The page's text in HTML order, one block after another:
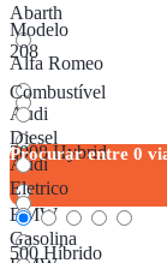
Abarth
Alfa Romeo
Audi
Audi
BMW
Modelo
208
3008 Hybrid
500 Híbrido
Combustível
Diesel
Eletrico
Gasolina
Procurar entre 0